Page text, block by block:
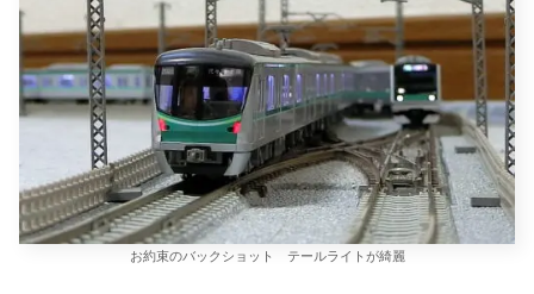
お約束のバックショット テールライトが綺麗